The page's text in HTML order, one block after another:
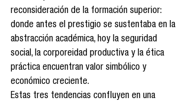
reconsideración de la formación superior:
donde antes el prestigio se sustentaba en la
abstracción académica, hoy la seguridad
social, la corporeidad productiva y la ética
práctica encuentran valor simbólico y
económico creciente.
Estas tres tendencias confluyen en una